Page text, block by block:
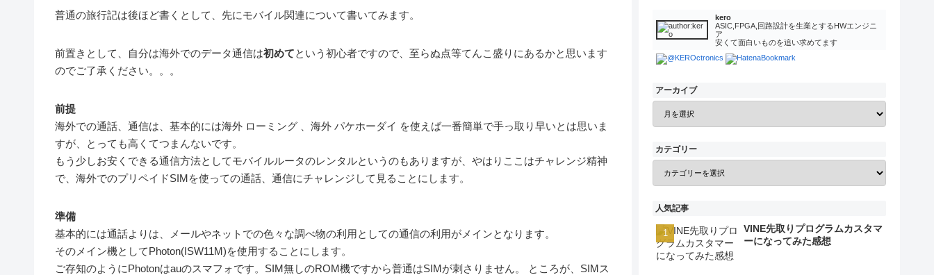
普通の旅行記は後ほど書くとして、先にモバイル関連について書いてみます。
前置きとして、自分は海外でのデータ通信は初めてという初心者ですので、至らぬ点等てんこ盛りにあるかと思います
のでご了承ください。。。
前提
海外での通話、通信は、基本的には海外 ローミング 、海外 パケホーダイ を使えば一番簡単で手っ取り早いとは思いま
すが、とっても高くてつまんないです。
もう少しお安くできる通信方法としてモバイルルータのレンタルというのもありますが、やはりここはチャレンジ精神
で、海外でのプリペイドSIMを使っての通話、通信にチャレンジして見ることにします。
準備
基本的には通話よりは、メールやネットでの色々な調べ物の利用としての通信の利用がメインとなります。
そのメイン機としてPhoton(ISW11M)を使用することにします。
ご存知のようにPhotonはauのスマフォです。SIM無しのROM機ですから普通はSIMが刺さりません。 ところが、SIMス
kero
ASIC,FPGA,回路設計を生業とするHWエンジニ
ア
安くて面白いものを追い求めてます
アーカイブ
カテゴリー
人気記事
VINE先取りプログラムカスタマ
ーになってみた感想